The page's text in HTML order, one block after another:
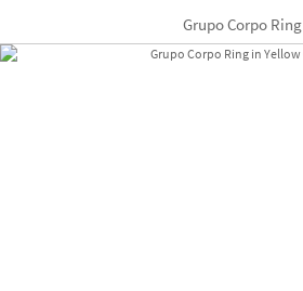
Grupo Corpo Ring